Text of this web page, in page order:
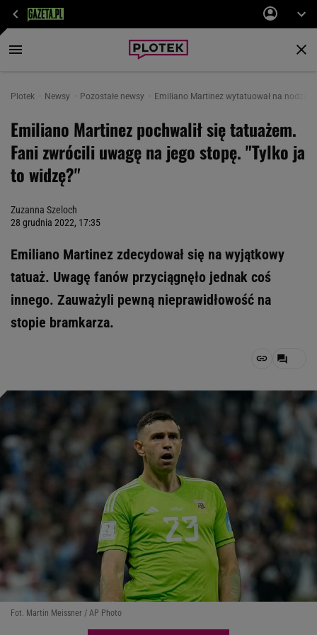
Plotek Newsy Pozostałe newsy Emiliano Martinez wytatuował na nodze
Emiliano Martinez pochwalił się tatuażem.
Fani zwrócili uwagę na jego stopę. "Tylko ja
to widzę?"
Zuzanna Szeloch
28 grudnia 2022, 17:35
Emiliano Martinez zdecydował się na wyjątkowy
tatuaż. Uwagę fanów przyciągnęło jednak coś
innego. Zauważyli pewną nieprawidłowość na
stopie bramkarza.
Fot. Martin Meissner / AP Photo